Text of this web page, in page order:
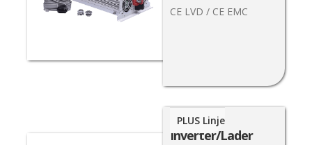
CE LVD / CE EMC
1000W
Inverter/Lader
PLUS Linje